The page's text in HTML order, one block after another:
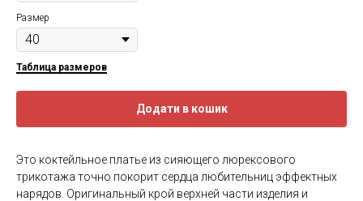
Размер
Таблица размеров
Додати в кошик
Это коктейльное платье из сияющего люрексового
трикотажа точно покорит сердца любительниц эффектных
нарядов. Оригинальный крой верхней части изделия и